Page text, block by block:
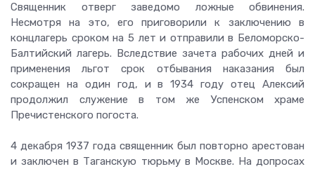
Священник отверг заведомо ложные обвинения.
Несмотря на это, его приговорили к заключению в
концлагерь сроком на 5 лет и отправили в Беломорско-
Балтийский лагерь. Вследствие зачета рабочих дней и
применения льгот срок отбывания наказания был
сокращен на один год, и в 1934 году отец Алексий
продолжил служение в том же Успенском храме
Пречистенского погоста.
4 декабря 1937 года священник был повторно арестован
и заключен в Таганскую тюрьму в Москве. На допросах